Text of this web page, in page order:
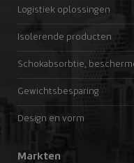
Logistiek oplossingen
Isolerende producten
Schokabsorbtie,
Gewichtsbesparing
Design en vorm
Markten